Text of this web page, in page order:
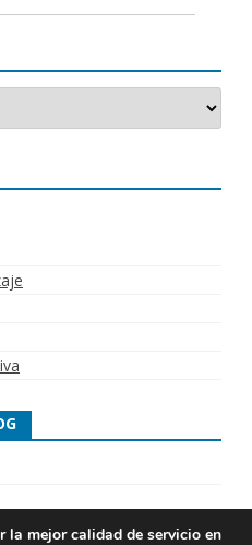
la mejor calidad de servicio en